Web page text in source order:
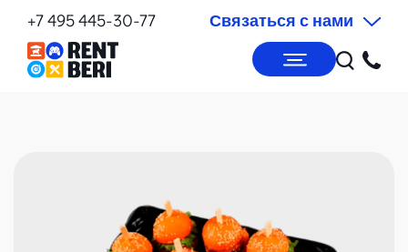
+7 495 445-30-77 Связаться с нами